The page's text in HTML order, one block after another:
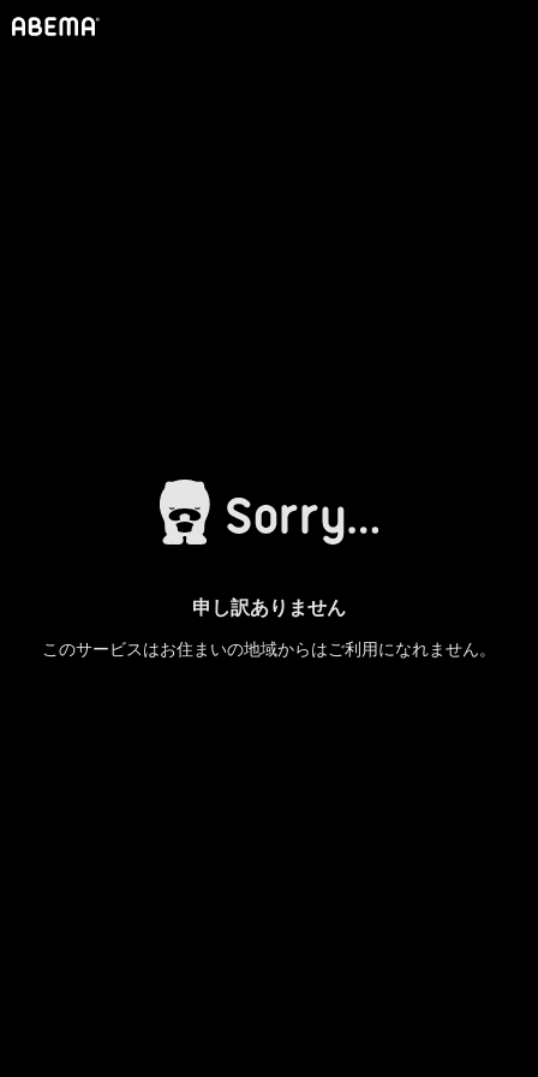
申し訳ありません
このサービスはお住まいの地域からはご利用になれません。